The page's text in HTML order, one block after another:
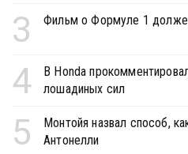
3 Фильм о Формуле 1
4
В Honda
лошадиных сил
5
Монтойя назвал способ,
Антонелли